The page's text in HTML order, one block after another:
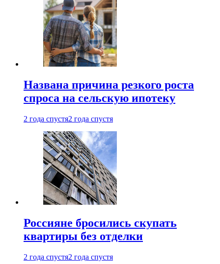
Названа причина резкого роста
спроса на сельскую ипотеку
2 года спустя2 года спустя
Россияне бросились скупать
квартиры без отделки
2 года спустя2 года спустя